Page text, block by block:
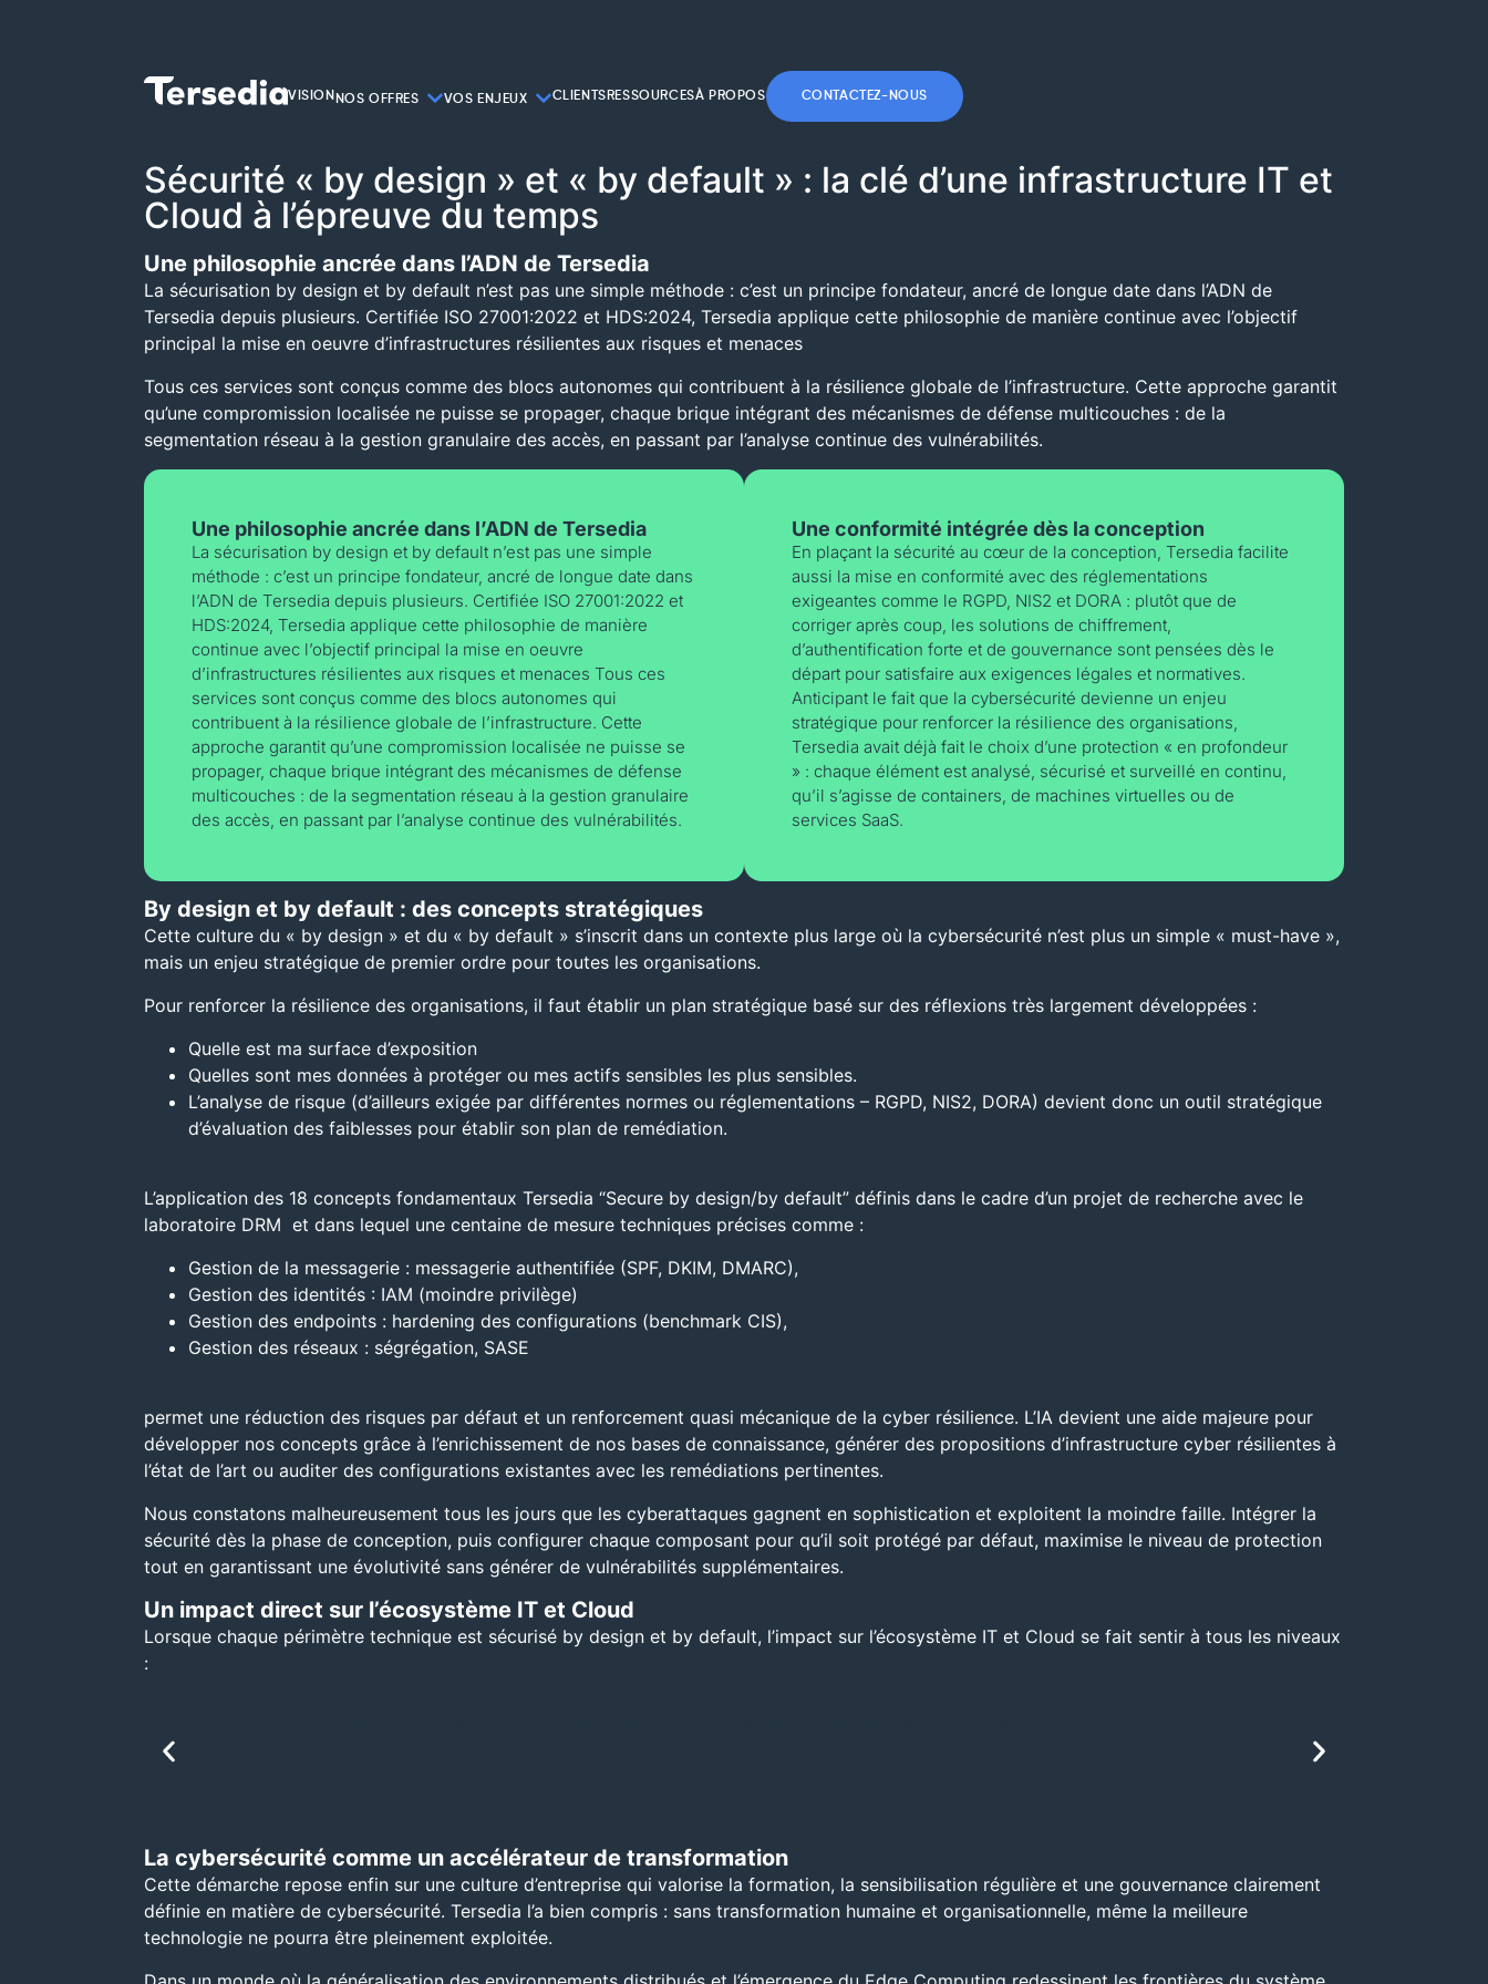
VISION NOS OFFRES VOS ENJEUX CLIENTS RESSOURCESÀ PROPOS CONTACTEZ-NOUS
Sécurité « by design » et « by default » : la clé d’une infrastructure IT et
Cloud à l’épreuve du temps
Une philosophie ancrée dans l’ADN de Tersedia
La sécurisation by design et by default n’est pas une simple méthode : c’est un principe fondateur, ancré de longue date dans l’ADN de
Tersedia depuis plusieurs. Certifiée ISO 27001:2022 et HDS:2024, Tersedia applique cette philosophie de manière continue avec l’objectif
principal la mise en oeuvre d’infrastructures résilientes aux risques et menaces
Tous ces services sont conçus comme des blocs autonomes qui contribuent à la résilience globale de l’infrastructure. Cette approche garantit
qu’une compromission localisée ne puisse se propager, chaque brique intégrant des mécanismes de défense multicouches : de la
segmentation réseau à la gestion granulaire des accès, en passant par l’analyse continue des vulnérabilités.
Une philosophie ancrée dans l’ADN de Tersedia
La sécurisation by design et by default n’est pas une simple
méthode : c’est un principe fondateur, ancré de longue date dans
l’ADN de Tersedia depuis plusieurs. Certifiée ISO 27001:2022 et
HDS:2024, Tersedia applique cette philosophie de manière
continue avec l’objectif principal la mise en oeuvre
d’infrastructures résilientes aux risques et menaces Tous ces
services sont conçus comme des blocs autonomes qui
contribuent à la résilience globale de l’infrastructure. Cette
approche garantit qu’une compromission localisée ne puisse se
propager, chaque brique intégrant des mécanismes de défense
multicouches : de la segmentation réseau à la gestion granulaire
des accès, en passant par l’analyse continue des vulnérabilités.
Une conformité intégrée dès la conception
En plaçant la sécurité au cœur de la conception, Tersedia facilite
aussi la mise en conformité avec des réglementations
exigeantes comme le RGPD, NIS2 et DORA : plutôt que de
corriger après coup, les solutions de chiffrement,
d’authentification forte et de gouvernance sont pensées dès le
départ pour satisfaire aux exigences légales et normatives.
Anticipant le fait que la cybersécurité devienne un enjeu
stratégique pour renforcer la résilience des organisations,
Tersedia avait déjà fait le choix d’une protection « en profondeur
» : chaque élément est analysé, sécurisé et surveillé en continu,
qu’il s’agisse de containers, de machines virtuelles ou de
services SaaS.
By design et by default : des concepts stratégiques
Cette culture du « by design » et du « by default » s’inscrit dans un contexte plus large où la cybersécurité n’est plus un simple « must-have »,
mais un enjeu stratégique de premier ordre pour toutes les organisations.
Pour renforcer la résilience des organisations, il faut établir un plan stratégique basé sur des réflexions très largement développées :
Quelle est ma surface d’exposition
Quelles sont mes données à protéger ou mes actifs sensibles les plus sensibles.
L’analyse de risque (d’ailleurs exigée par différentes normes ou réglementations – RGPD, NIS2, DORA) devient donc un outil stratégique
d’évaluation des faiblesses pour établir son plan de remédiation.
L’application des 18 concepts fondamentaux Tersedia “Secure by design/by default” définis dans le cadre d’un projet de recherche avec le
laboratoire DRM et dans lequel une centaine de mesure techniques précises comme :
Gestion de la messagerie : messagerie authentifiée (SPF, DKIM, DMARC),
Gestion des identités : IAM (moindre privilège)
Gestion des endpoints : hardening des configurations (benchmark CIS),
Gestion des réseaux : ségrégation, SASE
permet une réduction des risques par défaut et un renforcement quasi mécanique de la cyber résilience. L’IA devient une aide majeure pour
développer nos concepts grâce à l’enrichissement de nos bases de connaissance, générer des propositions d’infrastructure cyber résilientes à
l’état de l’art ou auditer des configurations existantes avec les remédiations pertinentes.
Nous constatons malheureusement tous les jours que les cyberattaques gagnent en sophistication et exploitent la moindre faille. Intégrer la
sécurité dès la phase de conception, puis configurer chaque composant pour qu’il soit protégé par défaut, maximise le niveau de protection
tout en garantissant une évolutivité sans générer de vulnérabilités supplémentaires.
Un impact direct sur l’écosystème IT et Cloud
Lorsque chaque périmètre technique est sécurisé by design et by default, l’impact sur l’écosystème IT et Cloud se fait sentir à tous les niveaux
:
La cybersécurité comme un accélérateur de transformation
Cette démarche repose enfin sur une culture d’entreprise qui valorise la formation, la sensibilisation régulière et une gouvernance clairement
définie en matière de cybersécurité. Tersedia l’a bien compris : sans transformation humaine et organisationnelle, même la meilleure
technologie ne pourra être pleinement exploitée.